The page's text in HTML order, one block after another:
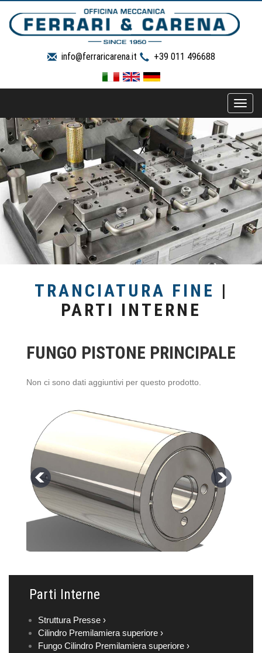
info@ferraricarena.it +39 011 496688
Toggle
TRANCIATURA FINE |
PARTI INTERNE
FUNGO PISTONE PRINCIPALE
Non ci sono dati aggiuntivi per questo prodotto.
Parti Interne
Struttura Presse ›
Cilindro Premilamiera superiore ›
Fungo Cilindro Premilamiera superiore ›